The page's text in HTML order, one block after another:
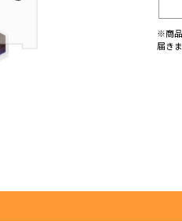
※商
届き